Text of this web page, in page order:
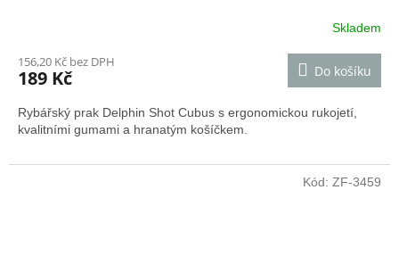
Skladem
156,20 Kč bez DPH
189 Kč Do košíku
Rybářský prak Delphin Shot Cubus s ergonomickou rukojetí,
kvalitními gumami a hranatým košíčkem.
Kód: ZF-3459